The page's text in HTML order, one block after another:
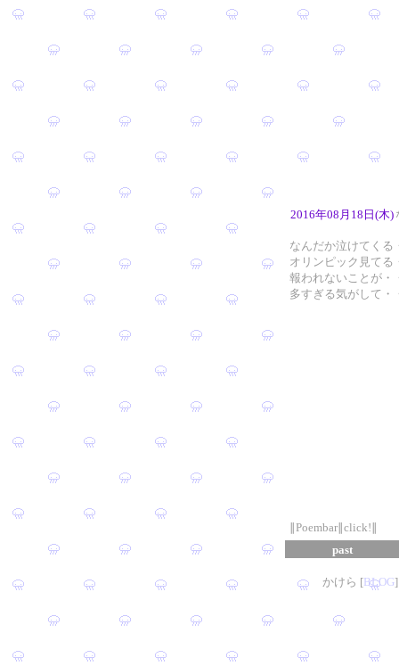
2016年08月18日(木)
なんだか泣けてくる
オリンピック見てる
報われないことが・
多すぎる気がして・
∥Poembar∥click!∥
past
かけら [BLOG